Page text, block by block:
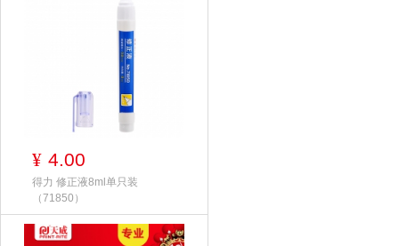
¥ 4.00
得力 修正液8ml单只装
（71850）